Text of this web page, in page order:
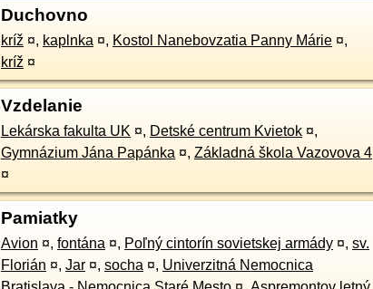
Duchovno
kríž ¤, kaplnka ¤, Kostol Nanebovzatia Panny Márie ¤,
kríž ¤
Vzdelanie
Lekárska fakulta UK ¤, Detské centrum Kvietok ¤,
Gymnázium Jána Papánka ¤, Základná škola Vazovova 4
¤
Pamiatky
Avion ¤, fontána ¤, Poľný cintorín sovietskej armády ¤, sv.
Florián ¤, Jar ¤, socha ¤, Univerzitná Nemocnica